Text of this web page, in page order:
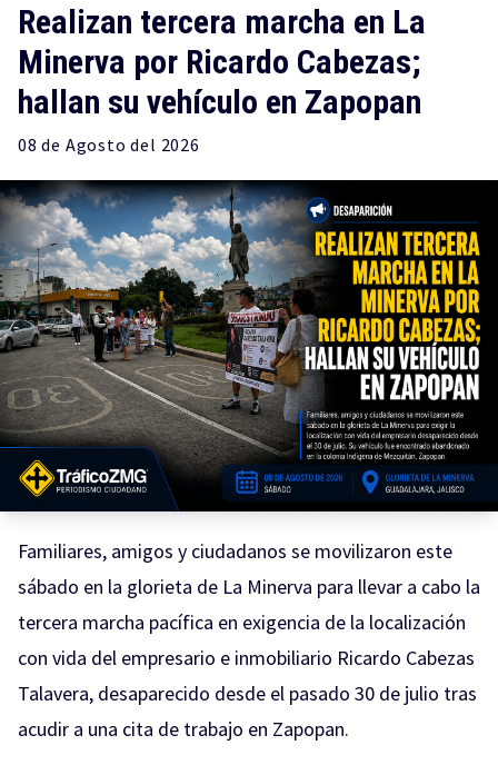
Realizan tercera marcha en La
Minerva por Ricardo Cabezas;
hallan su vehículo en Zapopan
08 de Agosto del 2026
Familiares, amigos y ciudadanos se movilizaron este
sábado en la glorieta de La Minerva para llevar a cabo la
tercera marcha pacífica en exigencia de la localización
con vida del empresario e inmobiliario Ricardo Cabezas
Talavera, desaparecido desde el pasado 30 de julio tras
acudir a una cita de trabajo en Zapopan.